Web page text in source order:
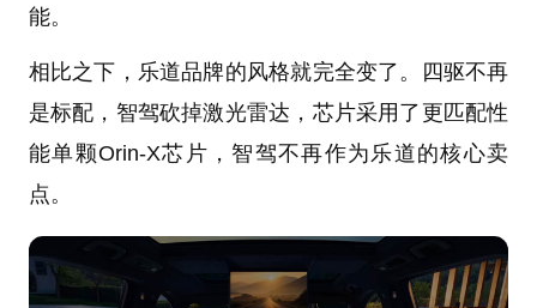
能。
相比之下，乐道品牌的风格就完全变了。四驱不再
是标配，智驾砍掉激光雷达，芯片采用了更匹配性
能单颗Orin-X芯片，智驾不再作为乐道的核心卖
点。